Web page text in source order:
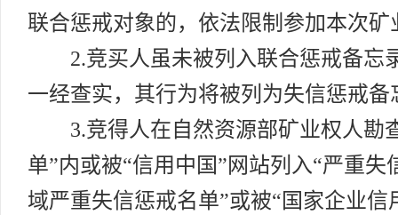
联合惩戒对象的，依法限制参加本次矿
2.竞买人虽未被列入联合惩戒备
一经查实，其行为将被列为失信惩戒备
3.竞得人在自然资源部矿业权人勘
单”内或被“信用中国”网站列入“严重
域严重失信惩戒名单”或被“国家企业